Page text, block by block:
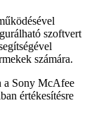
szoftvert
számára.
a Sony McAfee
értékesítésre